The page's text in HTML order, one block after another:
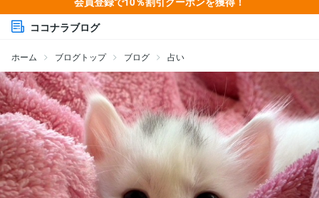
ココナラブログ
ホーム ブログトップ ブログ 占い